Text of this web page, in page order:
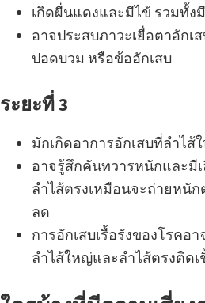
เกิดผื่นแดงและมีไข้ รวมทั้
อาจประสบภาวะเยื่อตาอักเ
ปอดบวม หรือข้ออักเสบ
ระยะที่ 3
มักเกิดอาการอักเสบที่ลำไส้
อาจรู้สึกคันทวารหนักและมี
ลำไส้ตรงเหมือนจะถ่ายหนั
ลด
การอักเสบเรื้อรังของโรคอ
ลำไส้ใหญ่และลำไส้ตรงติดเ